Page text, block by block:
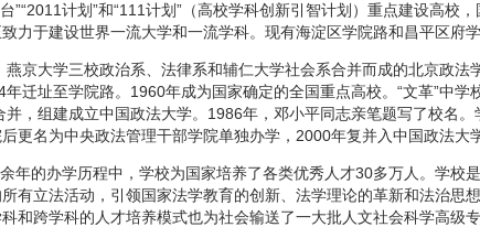
”“2011计划”和“111计划”（高校学科创新引智计划）重点建设高校
力于建设世界一流大学和一流学科。现有海淀区学院路和昌平区府学
京大学三校政治系、法律系和辅仁大学社会系合并而成的北京政法
迁址至学院路。1960年成为国家确定的全国重点高校。“文革”中学
，组建成立中国政法大学。1986年，邓小平同志亲笔题写了校名。
更名为中央政法管理干部学院单独办学，2000年复并入中国政法大学
年的办学历程中，学校为国家培养了各类优秀人才30多万人。学校
有立法活动，引领国家法学教育的创新、法学理论的革新和法治思
和跨学科的人才培养模式也为社会输送了一大批人文社会科学高级